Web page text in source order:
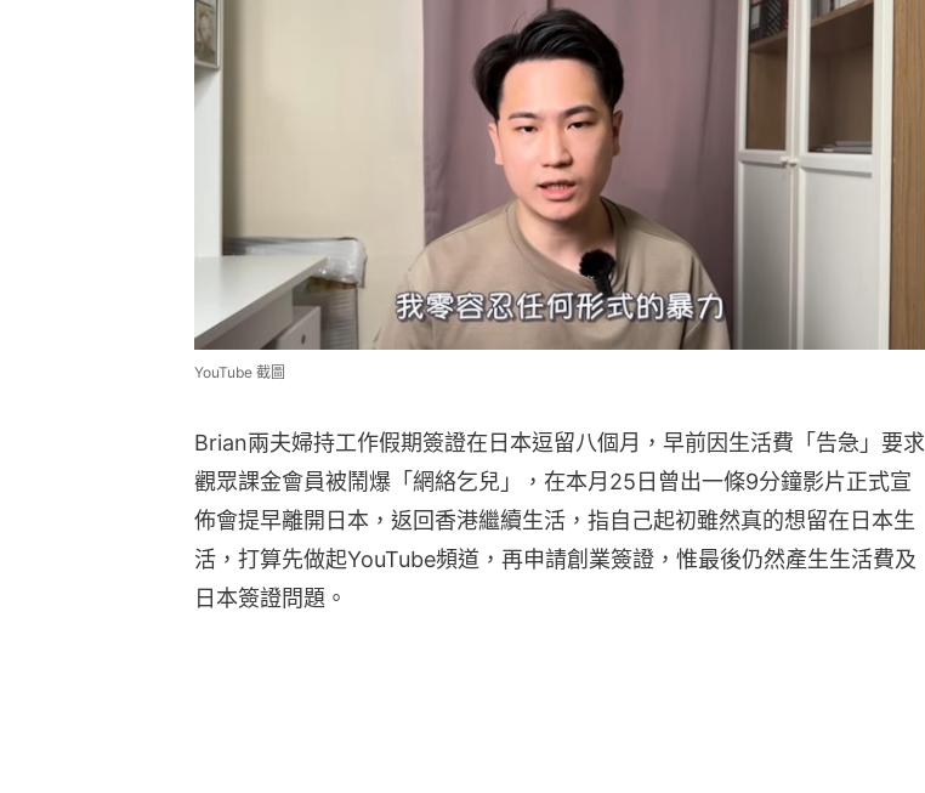
YouTube 截圖
Brian兩夫婦持工作假期簽證在日本逗留八個月，早前因生活費「告急」要求
觀眾課金會員被鬧爆「網絡乞兒」，在本月25日曾出一條9分鐘影片正式宣
佈會提早離開日本，返回香港繼續生活，指自己起初雖然真的想留在日本生
活，打算先做起YouTube頻道，再申請創業簽證，惟最後仍然產生生活費及
日本簽證問題。